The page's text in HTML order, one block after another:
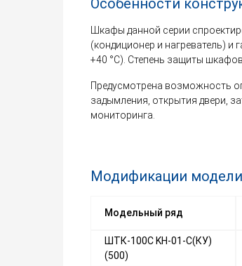
Особенности
Шкафы данной серии
(кондиционер и нагреватель) и
+40 °С). Степень защиты
Предусмотрена возможность
задымления, открытия двери,
мониторинга.
Модификации
Модельный ряд
ШТК-100С KН-01-С(КУ)
(500)